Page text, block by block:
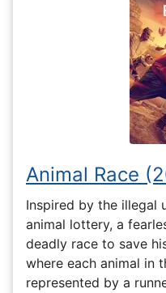
Animal Race
Inspired by the illegal
animal lottery, a
deadly race to save
where each animal in
represented by a